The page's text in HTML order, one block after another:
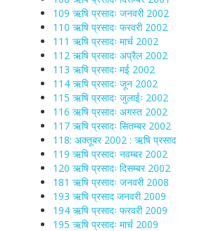
109 ऋषि प्रसादः जनवरी 2002
110 ऋषि प्रसादः फरवरी 2002
111 ऋषि प्रसादः मार्च 2002
112 ऋषि प्रसादः अप्रैल 2002
113 ऋषि प्रसादः मई 2002
114 ऋषि प्रसादः जून 2002
115 ऋषि प्रसादः जुलाईः 2002
116 ऋषि प्रसादः अगस्त 2002
117 ऋषि प्रसादः सितम्बर 2002
118: अक्तूबर 2002 : ऋषि प्रसाद
119 ऋषि प्रसादः नवम्बर 2002
120 ऋषि प्रसादः दिसम्बर 2002
181 ऋषि प्रसादः जनवरी 2008
193 ऋषि प्रसाद जनवरी 2009
194 ऋषि प्रसादः फरवरी 2009
195 ऋषि प्रसादः मार्च 2009